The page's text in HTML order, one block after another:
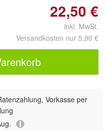
22,50 €
inkl. MwSt.
Versandkosten nur 5,90 €
Vorkasse per